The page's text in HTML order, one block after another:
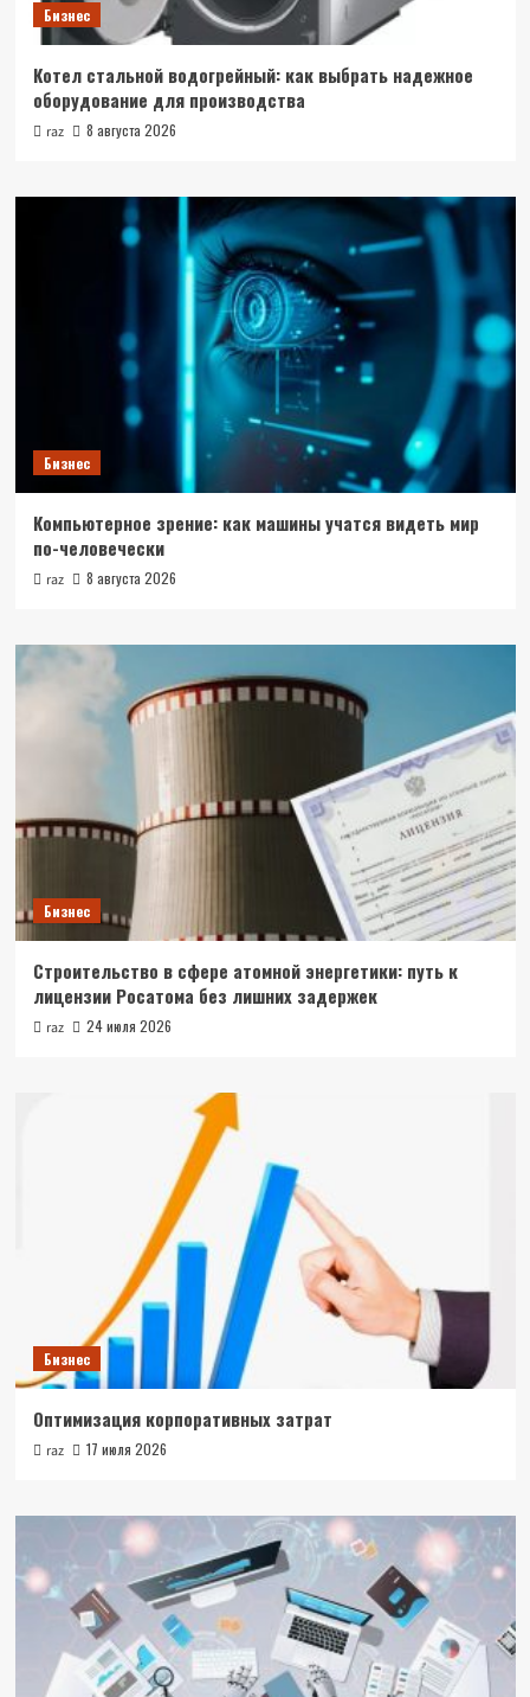
Бизнес
Котел стальной водогрейный: как выбрать надежное
оборудование для производства
raz 8 августа 2026
Бизнес
Компьютерное зрение: как машины учатся видеть мир
по-человечески
raz 8 августа 2026
Бизнес
Строительство в сфере атомной энергетики: путь к
лицензии Росатома без лишних задержек
raz 24 июля 2026
Бизнес
Оптимизация корпоративных затрат
raz 17 июля 2026